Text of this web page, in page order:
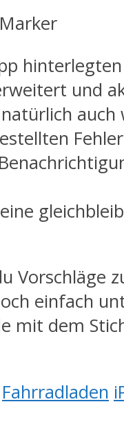
und
Vorschläge
einfach
mit dem
Fahrradladen